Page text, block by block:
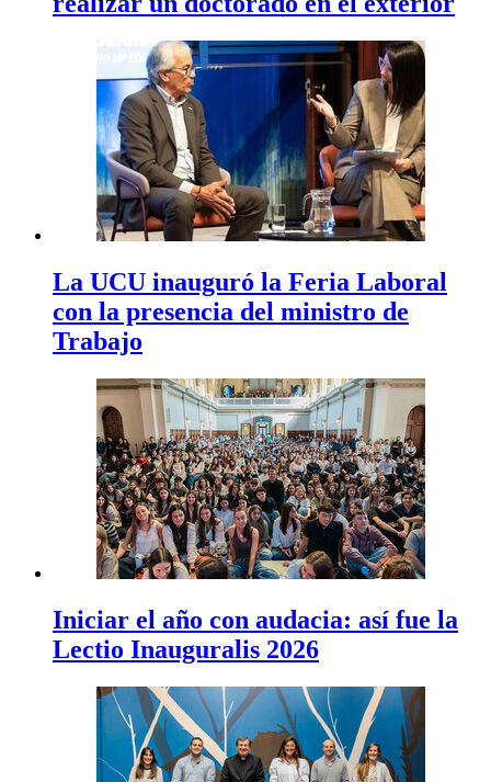
La UCU inauguró la Feria Laboral
con la presencia del ministro de
Trabajo
Iniciar el año con audacia: así fue la
Lectio Inauguralis 2026